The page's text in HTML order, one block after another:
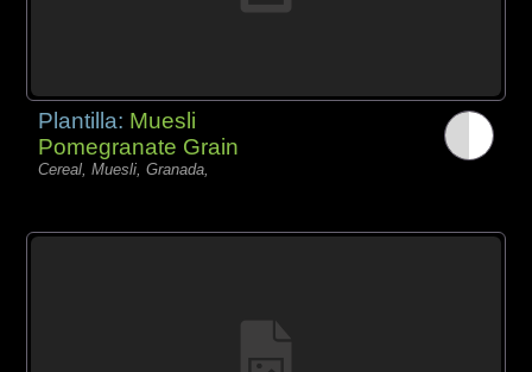
Plantilla: Muesli
Pomegranate Grain
Cereal, Muesli, Granada,